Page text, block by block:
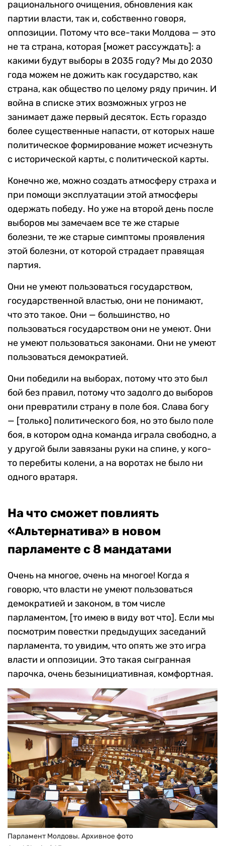
рационального очищения, обновления как
партии власти, так и, собственно говоря,
оппозиции. Потому что все-таки Молдова — это
не та страна, которая [может рассуждать]: а
какими будут выборы в 2035 году? Мы до 2030
года можем не дожить как государство, как
страна, как общество по целому ряду причин. И
война в списке этих возможных угроз не
занимает даже первый десяток. Есть гораздо
более существенные напасти, от которых наше
политическое формирование может исчезнуть
с исторической карты, с политической карты.
Конечно же, можно создать атмосферу страха и
при помощи эксплуатации этой атмосферы
одержать победу. Но уже на второй день после
выборов мы замечаем все те же старые
болезни, те же старые симптомы проявления
этой болезни, от которой страдает правящая
партия.
Они не умеют пользоваться государством,
государственной властью, они не понимают,
что это такое. Они — большинство, но
пользоваться государством они не умеют. Они
не умеют пользоваться законами. Они не умеют
пользоваться демократией.
Они победили на выборах, потому что это был
бой без правил, потому что задолго до выборов
они превратили страну в поле боя. Слава богу
— [только] политического боя, но это было поле
боя, в котором одна команда играла свободно, а
у другой были завязаны руки на спине, у кого-
то перебиты колени, а на воротах не было ни
одного вратаря.
На что сможет повлиять
«Альтернатива» в новом
парламенте с 8 мандатами
Очень на многое, очень на многое! Когда я
говорю, что власти не умеют пользоваться
демократией и законом, в том числе
парламентом, [то имею в виду вот что]. Если мы
посмотрим повестки предыдущих заседаний
парламента, то увидим, что опять же это игра
власти и оппозиции. Это такая сыгранная
парочка, очень безынициативная, комфортная.
Парламент Молдовы. Архивное фото